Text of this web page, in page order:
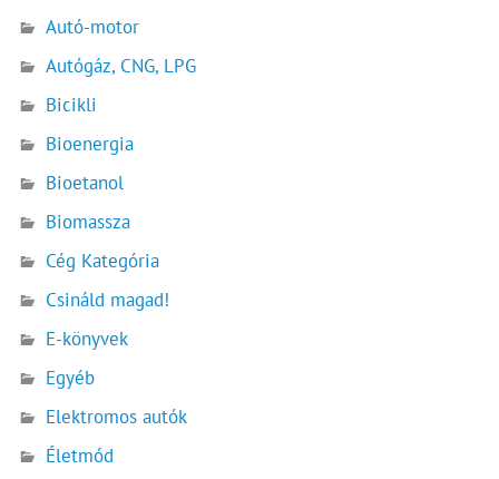
Autó-motor
Autógáz, CNG, LPG
Bicikli
Bioenergia
Bioetanol
Biomassza
Cég Kategória
Csináld magad!
E-könyvek
Egyéb
Elektromos autók
Életmód